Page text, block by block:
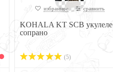
избранное сравнить
KOHALA KT SCB
сопрано
(5)